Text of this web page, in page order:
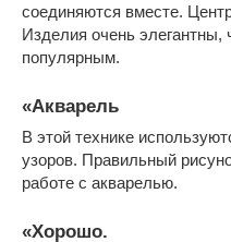
соединяются вместе.
Изделия очень элегантны,
популярным.
«Акварель
В этой технике
узоров. Правильный
работе с акварелью.
«Хорошо.